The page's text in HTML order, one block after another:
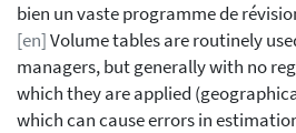
bien un vaste programme de
[en]Volume tables are routinely
managers, but generally with no
which they are applied
which can cause errors in